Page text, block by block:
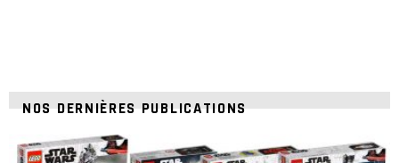
NOS DERNIÈRES PUBLICATIONS